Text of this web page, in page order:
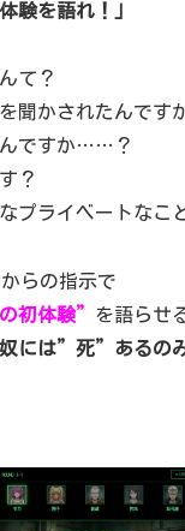
験を語れ！」
て？
聞かされたんです
んですか……？
？
プライベートな
らの指示で
初体験” を語らせ
には”死”あるのみ